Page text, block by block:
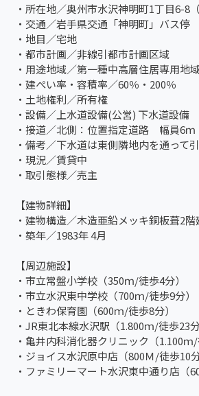
・所在地／奥州市水沢神明町1丁目6-8
・交通／岩手県交通「神明町」バス
・地目／宅地
・都市計画／非線引都市計画区域
・用途地域／第一種中高層住居専用地
・建ぺい率・容積率／60％・200％
・土地権利／所有権
・設備／上水道設備(公営) 下水道設
・接道／北側：位置指定道路 幅員6ｍ
・備考／下水道は東側隣地内を通って
・現況／賃貸中
・取引態様／売主
【建物詳細】
・建物構造／木造亜鉛メッキ銅板葺2階
・築年／1983年 4月
【周辺施設】
・市立常盤小学校（350ｍ/徒歩4分）
・市立水沢東中学校（700ｍ/徒歩9分）
・ときわ保育園（600ｍ/徒歩8分）
・JR東北本線水沢駅（1.800ｍ/徒歩23分
・亀井内科消化器クリニック（1.100ｍ/
・ジョイス水沢原中店（800Ｍ/徒歩10分
・ファミリーマート水沢東中通り店（